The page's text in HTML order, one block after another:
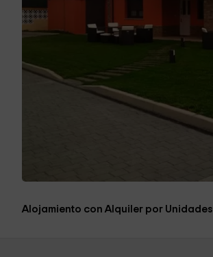
Alojamiento con Alquiler por Unidades